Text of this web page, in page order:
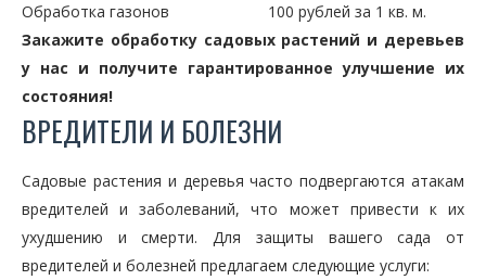
Обработка газонов
100 рублей за 1 кв. м.
Закажите обработку садовых растений и деревьев
у нас и получите гарантированное улучшение их
состояния!
ВРЕДИТЕЛИ И БОЛЕЗНИ
Садовые растения и деревья часто подвергаются атакам
вредителей и заболеваний, что может привести к их
ухудшению и смерти. Для защиты вашего сада от
вредителей и болезней предлагаем следующие услуги: